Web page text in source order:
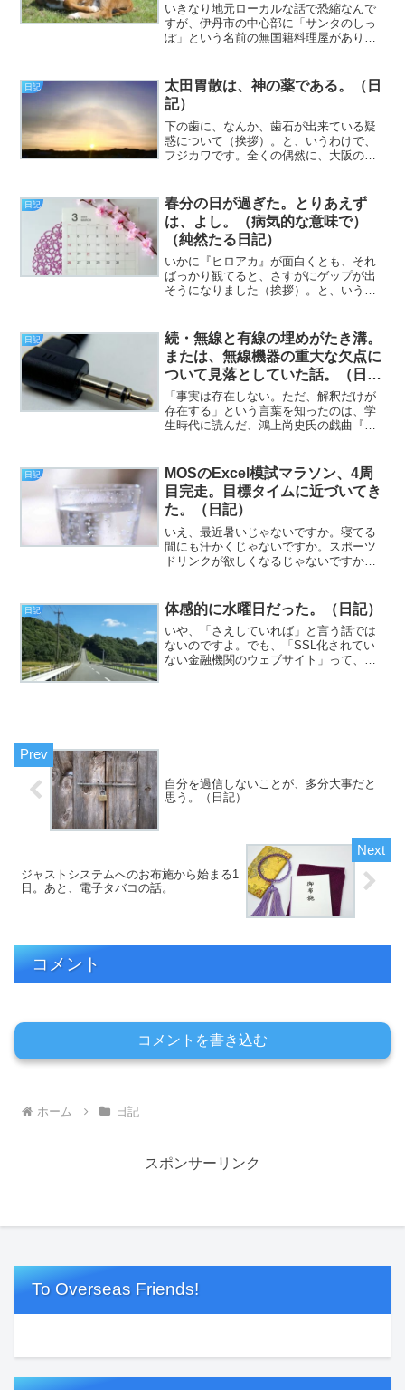
いきなり地元ローカルな話で恐縮なんで
すが、伊丹市の中心部に「サンタのしっ
ぽ」という名前の無国籍料理屋がありま
キツネかタヌキの化けた姿であり、本来
の「セント・ニコラス」か...
日記
太田胃散は、神の薬である。（日
記）
下の歯に、なんか、歯石が出来ている疑
惑について（挨拶）。と、いうわけで、
フジカワです。全くの偶然に、大阪の堺
過ごしでしょうか。今日のエントリは、
「太田胃散は神！ あと原...
日記
春分の日が過ぎた。とりあえず
は、よし。（病気的な意味で）
（純然たる日記）
いかに『ヒロアカ』が面白くとも、それ
ばっかり観てると、さすがにゲップが出
そうになりました（挨拶）。と、いうわ
さない」という表現。あれをずっと（表
情的に、眉一つ動かさない...
日記
続・無線と有線の埋めがたき溝。
または、無線機器の重大な欠点に
ついて見落としていた話。（日
記）
「事実は存在しない。ただ、解釈だけが
存在する」という言葉を知ったのは、学
生時代に読んだ、鴻上尚史氏の戯曲『ト
て調べたら、かのニーチェでした。で、
それを如実に表したような...
日記
MOSのExcel模試マラソン、4周
目完走。目標タイムに近づいてき
た。（日記）
いえ、最近暑いじゃないですか。寝てる
間にも汗かくじゃないですか。スポーツ
ドリンクが欲しくなるじゃないですか。
って作っとくと、色々捗りますね（挨
拶）。と、いうわけで、フジ...
日記 体感的に水曜日だった。（日記）
いや、「さえしていれば」と言う話では
ないのですよ。でも、「SSL化されてい
ない金融機関のウェブサイト」って、ち
自分を過信しないことが、多分大事だと
思う。（日記）
ジャストシステムへのお布施から始まる1
日。あと、電子タバコの話。
コメント
コメントを書き込む
ホーム 日記
スポンサーリンク
To Overseas Friends!